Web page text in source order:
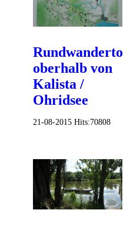
Rundwandertour
oberhalb von
Kalista /
Ohridsee
21-08-2015 Hits:70808